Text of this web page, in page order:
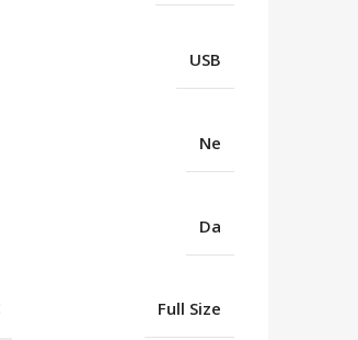
USB
Ne
Da
Full Size